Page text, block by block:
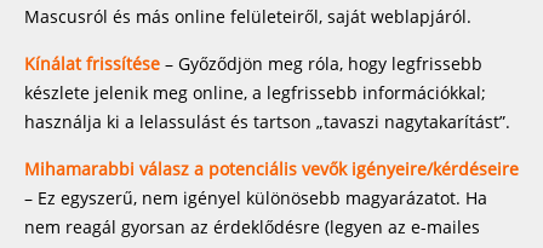
Mascusról és más online felületeiről, saját weblapjáról.
Kínálat frissítése – Győződjön meg róla, hogy legfrissebb
készlete jelenik meg online, a legfrissebb információkkal;
használja ki a lelassulást és tartson „tavaszi nagytakarítást”.
Mihamarabbi válasz a potenciális vevők igényeire/kérdéseire
– Ez egyszerű, nem igényel különösebb magyarázatot. Ha
nem reagál gyorsan az érdeklődésre (legyen az e-mailes